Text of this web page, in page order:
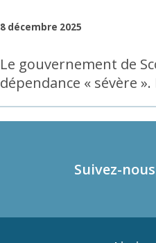
8 décembre 2025
Le gouvernement de
dépendance « sévère
Suivez-